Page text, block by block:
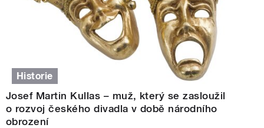
Historie
Josef Martin Kullas – muž, který se zasloužil
o rozvoj českého divadla v době národního
obrození